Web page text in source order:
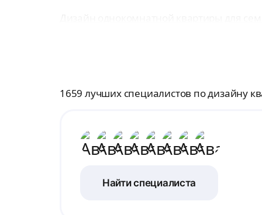
1659 лучших специалистов по дизайну
Найти специалиста